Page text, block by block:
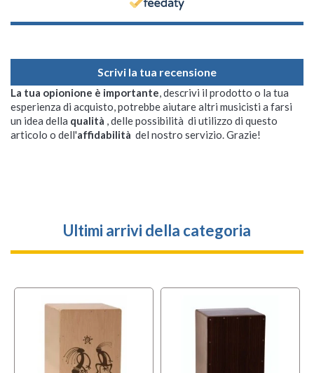
Scrivi la tua recensione
La tua opionione è importante, descrivi il prodotto o la tua
esperienza di acquisto, potrebbe aiutare altri musicisti a farsi
un idea della qualità , delle possibilità di utilizzo di questo
articolo o dell'affidabilità del nostro servizio. Grazie!
Ultimi arrivi della categoria